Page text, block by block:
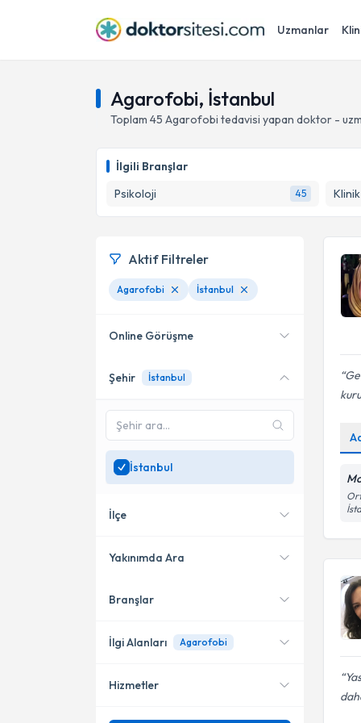
Uzmanlar
Agarofobi, İstanbul
Toplam 45 Agarofobi tedavisi yapan doktor -
İlgili Branşlar
Psikoloji
45
Aktif Filtreler
Agarofobi İstanbul
Online Görüşme
Online danışmanlık sunan
Sadeceİstanbul
uzman ara
Şehir İstanbul
İstanbul
İlçe
Kadıköy
Bakırköy
Yakınımda Ara
Konumuma yakın uzmanları
Branşlar
Psikoloji
İlgi Alanları Agarofobi
Hizmetler